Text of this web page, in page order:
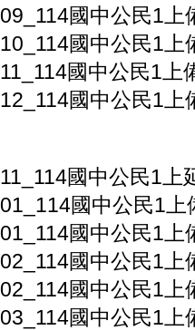
09_114國中公民1上
10_114國中公民1上
11_114國中公民1上
12_114國中公民1上
11_114國中公民1上
01_114國中公民1
01_114國中公民1上
02_114國中公民1上
02_114國中公民1上
03_114國中公民1上